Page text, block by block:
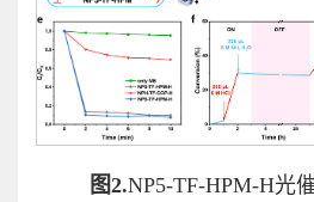
图2.NP5-TF-HPM-H光